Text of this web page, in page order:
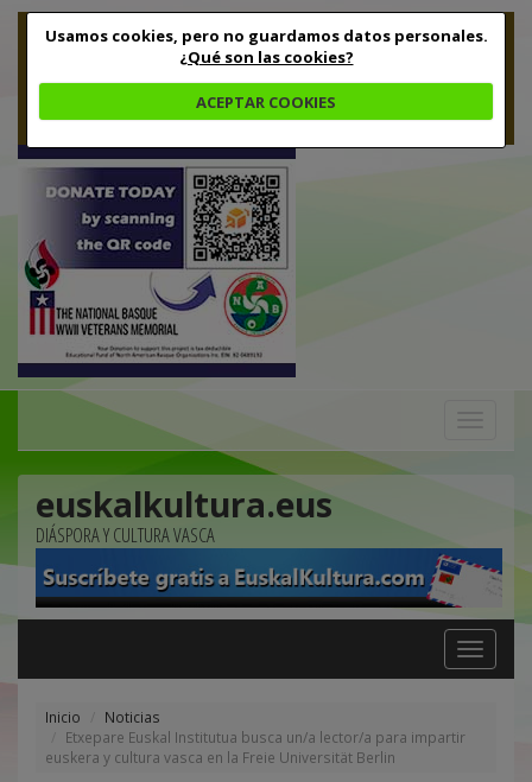
Usamos cookies, pero no guardamos datos personales.
¿Qué son las cookies?
ACEPTAR COOKIES
euskalkultura.eus
DIÁSPORA Y CULTURA VASCA
Toggle
navigation
Inicio
Noticias
Etxepare Euskal Institutua busca un/a lector/a para impartir
euskera y cultura vasca en la Freie Universität Berlin